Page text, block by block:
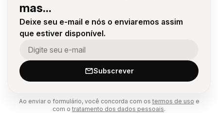
mas...
Deixe seu e-mail e nós o enviaremos assim
que estiver disponível.
Subscrever
Ao enviar o formulário, você concorda com os termos de uso e
com o tratamento dos dados pessoais.